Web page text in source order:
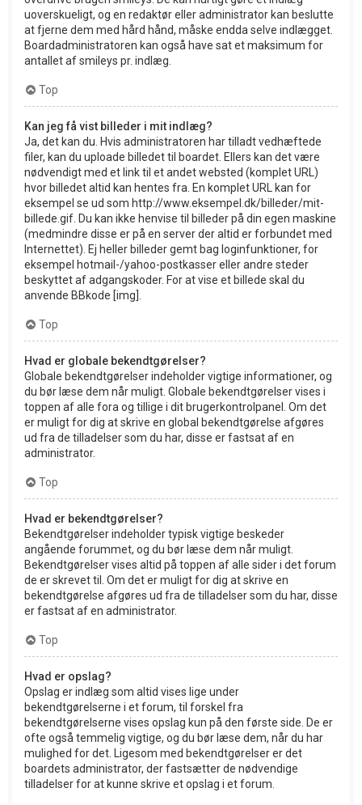
uoverskueligt, og en redaktør eller administrator kan beslutte
at fjerne dem med hård hånd, måske endda selve indlægget.
Boardadministratoren kan også have sat et maksimum for
antallet af smileys pr. indlæg.
Top
Kan jeg få vist billeder i mit indlæg?
Ja, det kan du. Hvis administratoren har tilladt vedhæftede
filer, kan du uploade billedet til boardet. Ellers kan det være
nødvendigt med et link til et andet websted (komplet URL)
hvor billedet altid kan hentes fra. En komplet URL kan for
eksempel se ud som http://www.eksempel.dk/billeder/mit-
billede.gif. Du kan ikke henvise til billeder på din egen maskine
(medmindre disse er på en server der altid er forbundet med
Internettet). Ej heller billeder gemt bag loginfunktioner, for
eksempel hotmail-/yahoo-postkasser eller andre steder
beskyttet af adgangskoder. For at vise et billede skal du
anvende BBkode [img].
Top
Hvad er globale bekendtgørelser?
Globale bekendtgørelser indeholder vigtige informationer, og
du bør læse dem når muligt. Globale bekendtgørelser vises i
toppen af alle fora og tillige i dit brugerkontrolpanel. Om det
er muligt for dig at skrive en global bekendtgørelse afgøres
ud fra de tilladelser som du har, disse er fastsat af en
administrator.
Top
Hvad er bekendtgørelser?
Bekendtgørelser indeholder typisk vigtige beskeder
angående forummet, og du bør læse dem når muligt.
Bekendtgørelser vises altid på toppen af alle sider i det forum
de er skrevet til. Om det er muligt for dig at skrive en
bekendtgørelse afgøres ud fra de tilladelser som du har, disse
er fastsat af en administrator.
Top
Hvad er opslag?
Opslag er indlæg som altid vises lige under
bekendtgørelserne i et forum, til forskel fra
bekendtgørelserne vises opslag kun på den første side. De er
ofte også temmelig vigtige, og du bør læse dem, når du har
mulighed for det. Ligesom med bekendtgørelser er det
boardets administrator, der fastsætter de nødvendige
tilladelser for at kunne skrive et opslag i et forum.